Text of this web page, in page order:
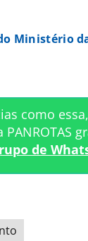
Ministério
como
PANROTAS
de